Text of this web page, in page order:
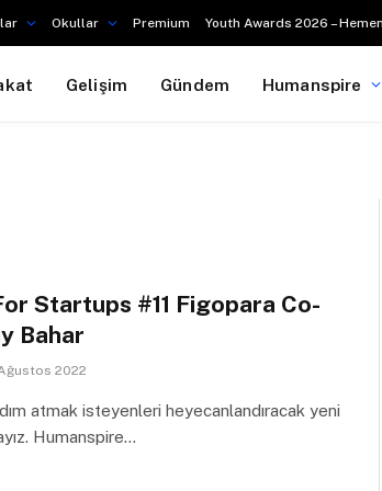
Okullar Premium Youth Awards 2026 –
Gelişim Gündem Humanspire
Startups #11 Figopara Co-
Bahar
2022
atmak isteyenleri heyecanlandıracak yeni
Humanspire…